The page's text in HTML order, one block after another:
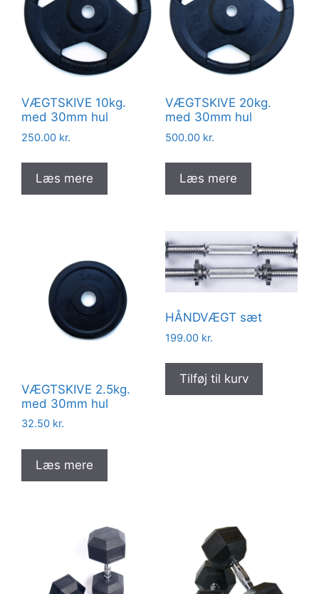
VÆGTSKIVE 10kg.
med 30mm hul
250.00 kr.
Læs mere
VÆGTSKIVE 20kg.
med 30mm hul
500.00 kr.
Læs mere
VÆGTSKIVE 2.5kg.
med 30mm hul
32.50 kr.
Læs mere
HÅNDVÆGT sæt
199.00 kr.
Tilføj til kurv